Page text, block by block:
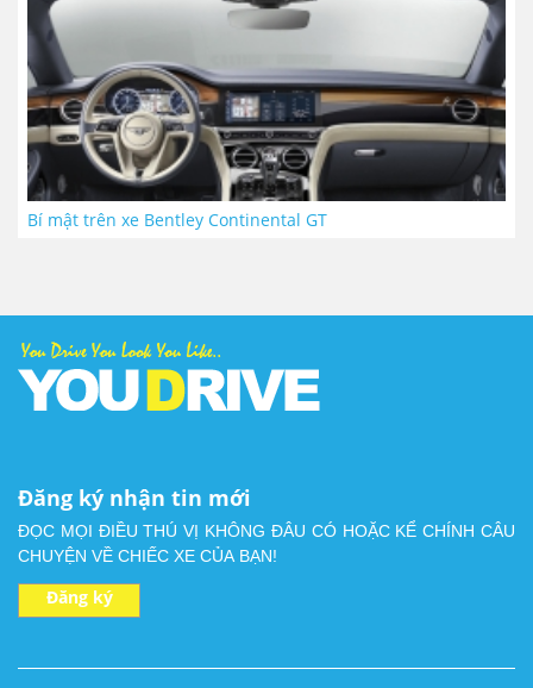
Bí mật trên xe Bentley Continental GT
Đăng ký nhận tin mới
ĐỌC MỌI ĐIỀU THÚ VỊ KHÔNG ĐÂU CÓ HOẶC KỂ CHÍNH CÂU
Đăng ký